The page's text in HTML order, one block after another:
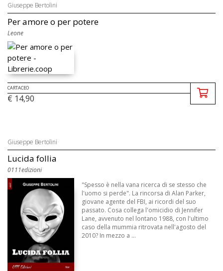
Giuseppe Bertolini
Per amore o per potere
Leone
CARTACEO
€ 14,90
Giuseppe Bertolini
Lucida follia
0111edizioni
"Spesso è nella vana ricerca di se stesso che
l'uomo si perde". La rincorsa di Alan Parker,
giovane agente del FBI, ai ricordi del suo
passato. Cosa collega l'omicidio di Jennifer
Lane, avvenuto nel lontano 1988, con l'ultimo
caso della mummia ritrovata nell'agosto del
2010? In mezzo a ...